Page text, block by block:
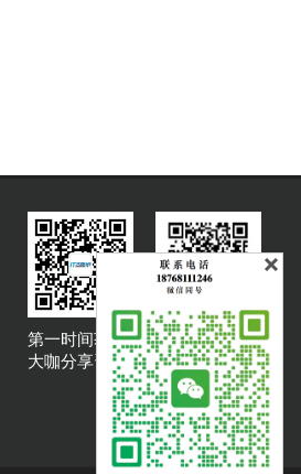
第一时间获取
大咖分享资讯
大咖说吐槽客服